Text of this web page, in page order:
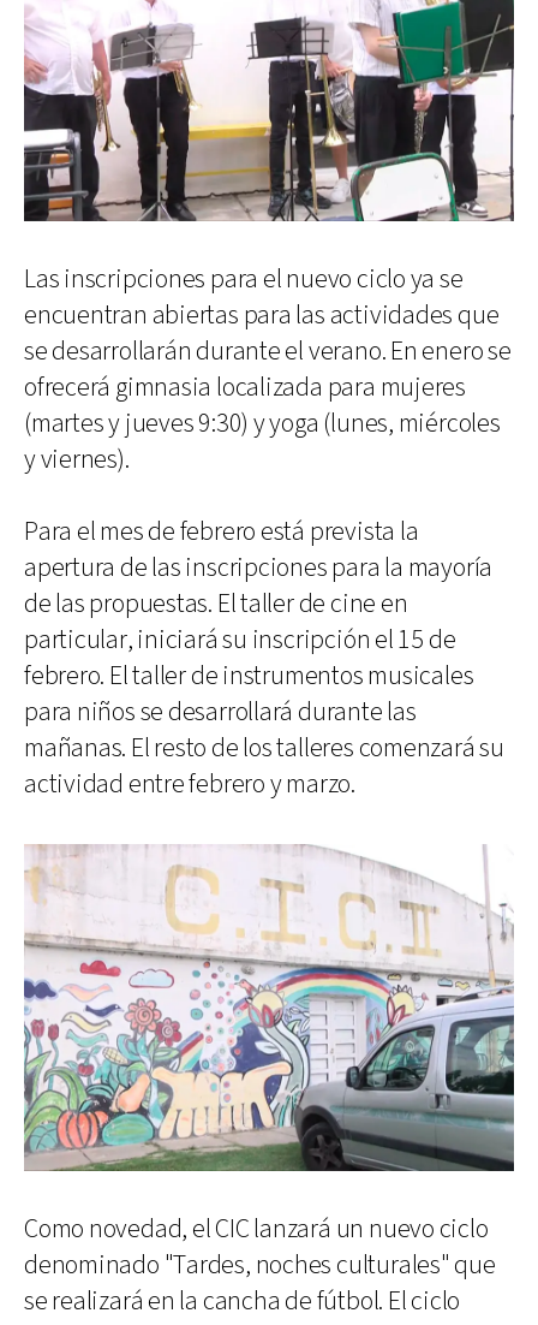
Las inscripciones para el nuevo ciclo ya se
encuentran abiertas para las actividades que
se desarrollarán durante el verano. En enero se
ofrecerá gimnasia localizada para mujeres
(martes y jueves 9:30) y yoga (lunes, miércoles
y viernes).
Para el mes de febrero está prevista la
apertura de las inscripciones para la mayoría
de las propuestas. El taller de cine en
particular, iniciará su inscripción el 15 de
febrero. El taller de instrumentos musicales
para niños se desarrollará durante las
mañanas. El resto de los talleres comenzará su
actividad entre febrero y marzo.
Como novedad, el CIC lanzará un nuevo ciclo
denominado "Tardes, noches culturales" que
se realizará en la cancha de fútbol. El ciclo